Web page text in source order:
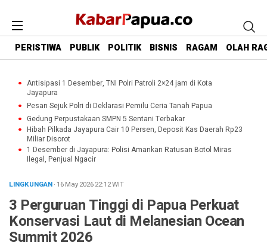
PERISTIWA PUBLIK POLITIK BISNIS RAGAM OLAH
Antisipasi 1 Desember, TNI Polri Patroli 2×24 jam di Kota
Jayapura
Pesan Sejuk Polri di Deklarasi Pemilu Ceria Tanah Papua
Gedung Perpustakaan SMPN 5 Sentani Terbakar
Hibah Pilkada Jayapura Cair 10 Persen, Deposit Kas Daerah Rp23
Miliar Disorot
1 Desember di Jayapura: Polisi Amankan Ratusan Botol Miras
Ilegal, Penjual Ngacir
LINGKUNGAN· 16 May 202622:12WIT
3 Perguruan Tinggi di Papua Perkuat
Konservasi Laut di Melanesian Ocean
Summit 2026